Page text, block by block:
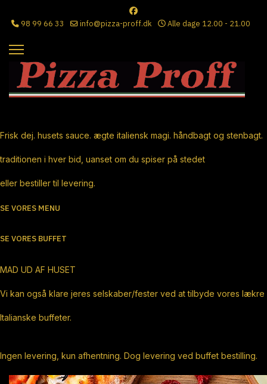
98 99 66 33 info@pizza-proff.dk Alle dage 12.00 - 21.00
Frisk dej. husets sauce. ægte italiensk magi. håndbagt og stenbagt.
traditionen i hver bid, uanset om du spiser på stedet
eller bestiller til levering.
SE VORES MENU
SE VORES BUFFET
MAD UD AF HUSET
Vi kan også klare jeres selskaber/fester ved at tilbyde vores lækre
Italianske buffeter.
Ingen levering, kun afhentning. Dog levering ved buffet bestilling.